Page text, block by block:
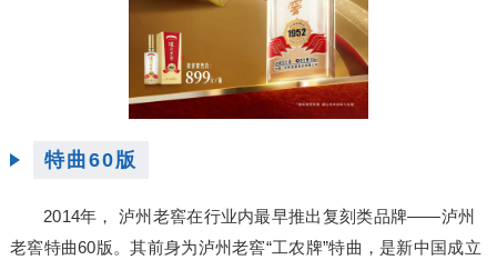
特曲60版
2014年， 泸州老窖在行业内最早推出复刻类品牌——泸州
老窖特曲60版。其前身为泸州老窖“工农牌”特曲，是新中国成立